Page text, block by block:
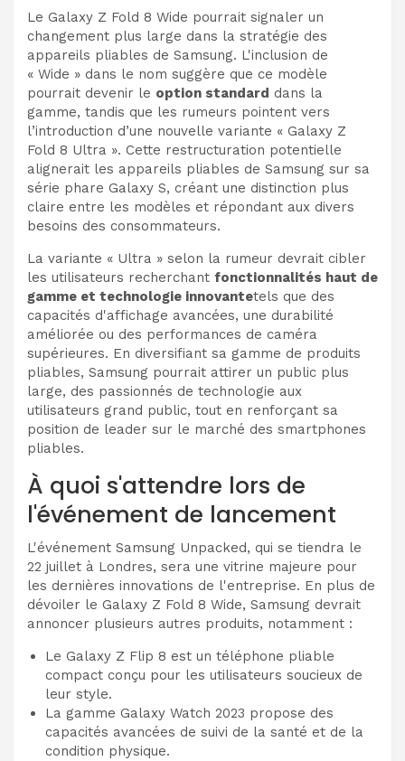
Le Galaxy Z Fold 8 Wide pourrait signaler un
changement plus large dans la stratégie des
appareils pliables de Samsung. L'inclusion de
« Wide » dans le nom suggère que ce modèle
pourrait devenir le option standard dans la
gamme, tandis que les rumeurs pointent vers
l’introduction d’une nouvelle variante « Galaxy Z
Fold 8 Ultra ». Cette restructuration potentielle
alignerait les appareils pliables de Samsung sur sa
série phare Galaxy S, créant une distinction plus
claire entre les modèles et répondant aux divers
besoins des consommateurs.
La variante « Ultra » selon la rumeur devrait cibler
les utilisateurs recherchant fonctionnalités haut de
gamme et technologie innovantetels que des
capacités d'affichage avancées, une durabilité
améliorée ou des performances de caméra
supérieures. En diversifiant sa gamme de produits
pliables, Samsung pourrait attirer un public plus
large, des passionnés de technologie aux
utilisateurs grand public, tout en renforçant sa
position de leader sur le marché des smartphones
pliables.
À quoi s'attendre lors de
l'événement de lancement
L'événement Samsung Unpacked, qui se tiendra le
22 juillet à Londres, sera une vitrine majeure pour
les dernières innovations de l'entreprise. En plus de
dévoiler le Galaxy Z Fold 8 Wide, Samsung devrait
annoncer plusieurs autres produits, notamment :
Le Galaxy Z Flip 8 est un téléphone pliable
compact conçu pour les utilisateurs soucieux de
leur style.
La gamme Galaxy Watch 2023 propose des
capacités avancées de suivi de la santé et de la
condition physique.